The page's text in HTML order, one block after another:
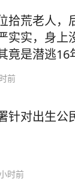
拾荒老人，
实实，身上
竟是潜逃16
前
针对出生公
时前